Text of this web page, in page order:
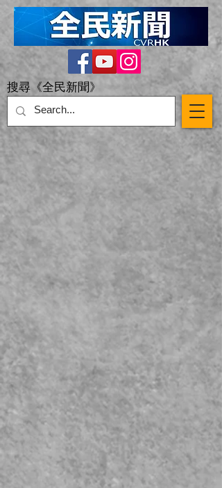
搜尋《全民新聞》